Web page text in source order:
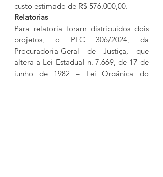
custo estimado de R$ 576.000,00.
Relatorias
Para relatoria foram distribuídos dois
projetos, o PLC 306/2024, da
Procuradoria-Geral de Justiça, que
altera a Lei Estadual n. 7.669, de 17 de
junho de 1982 – Lei Orgânica do